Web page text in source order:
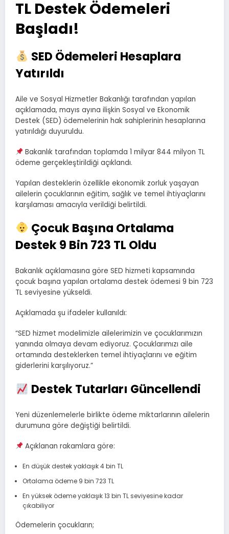
TL Destek Ödemeleri
Başladı!
SED Ödemeleri Hesaplara
Yatırıldı
Aile ve Sosyal Hizmetler Bakanlığı tarafından yapılan
açıklamada, mayıs ayına ilişkin Sosyal ve Ekonomik
Destek (SED) ödemelerinin hak sahiplerinin hesaplarına
yatırıldığı duyuruldu.
Bakanlık tarafından toplamda 1 milyar 844 milyon TL
ödeme gerçekleştirildiği açıklandı.
Yapılan desteklerin özellikle ekonomik zorluk yaşayan
ailelerin çocuklarının eğitim, sağlık ve temel ihtiyaçlarını
karşılaması amacıyla verildiği belirtildi.
Çocuk Başına Ortalama
Destek 9 Bin 723 TL Oldu
Bakanlık açıklamasına göre SED hizmeti kapsamında
çocuk başına yapılan ortalama destek ödemesi 9 bin 723
TL seviyesine yükseldi.
Açıklamada şu ifadeler kullanıldı:
“SED hizmet modelimizle ailelerimizin ve çocuklarımızın
yanında olmaya devam ediyoruz. Çocuklarımızı aile
ortamında desteklerken temel ihtiyaçlarını ve eğitim
giderlerini karşılıyoruz.”
Destek Tutarları Güncellendi
Yeni düzenlemelerle birlikte ödeme miktarlarının ailelerin
durumuna göre değiştiği belirtildi.
Açıklanan rakamlara göre:
En düşük destek yaklaşık 4 bin TL
Ortalama ödeme 9 bin 723 TL
En yüksek ödeme yaklaşık 13 bin TL seviyesine kadar
çıkabiliyor
Ödemelerin çocukların;